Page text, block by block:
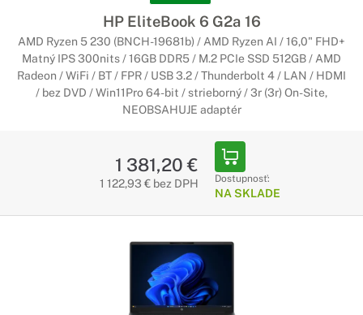
HP EliteBook 6 G2a 16
AMD Ryzen 5 230 (BNCH-19681b) / AMD Ryzen AI / 16,0" FHD+
Matný IPS 300nits / 16GB DDR5 / M.2 PCIe SSD 512GB / AMD
Radeon / WiFi / BT / FPR / USB 3.2 / Thunderbolt 4 / LAN / HDMI
/ bez DVD / Win11Pro 64-bit / strieborný / 3r (3r) On-Site,
NEOBSAHUJE adaptér
1 381,20 €
1 122,93 € bez DPH Dostupnosť:
NA SKLADE